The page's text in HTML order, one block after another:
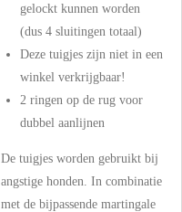
gelockt kunnen worden
(dus 4 sluitingen totaal)
Deze tuigjes zijn niet in een
winkel verkrijgbaar!
2 ringen op de rug voor
dubbel aanlijnen
De tuigjes worden gebruikt bij
angstige honden. In combinatie
met de bijpassende martingale